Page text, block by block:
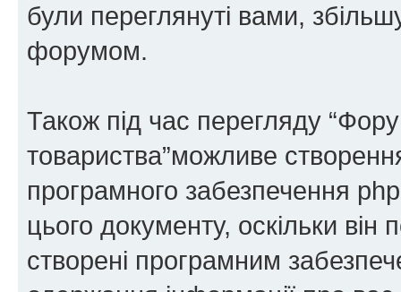
були переглянуті вами,
форумом.
Також під час перегляду
товариства”можливе
програмного забезпечення
цього документу, оскільки
створені програмним